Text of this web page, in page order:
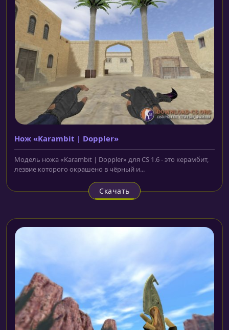
Нож «Karambit | Doppler»
Модель ножа «Karambit | Doppler» для CS 1.6 - это керамбит,
лезвие которого окрашено в чёрный и...
Скачать